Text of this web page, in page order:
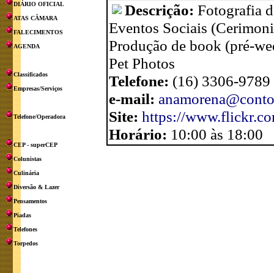
DIÁRIO OFICIAL
ATAS CÂMARA
FALECIMENTOS
AGENDA
Classificados
Empresas/Serviços
Telefone/Operadora
CEP - superCEP
Colunistas
Culinária
Diversão & Lazer
Pensamentos
Piadas
Telefones
Torpedos
Descrição: Fotografia
Eventos Sociais
Produção de book (pré-
Pet Photos
Telefone: (16) 3306-
e-mail:
Site: https://
Horário: 10:00 às 18:00